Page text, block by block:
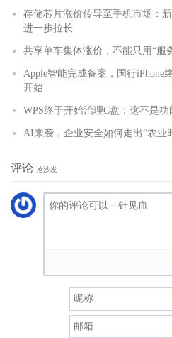
存储芯片涨价传导至手机市场：
进一步拉长
共享单车集体涨价，不能只用“服
Apple智能完成备案，国行iPhone
开始
WPS终于开始治理C盘：这不是
AI来袭，企业安全如何走出“农业
评论 抢沙发